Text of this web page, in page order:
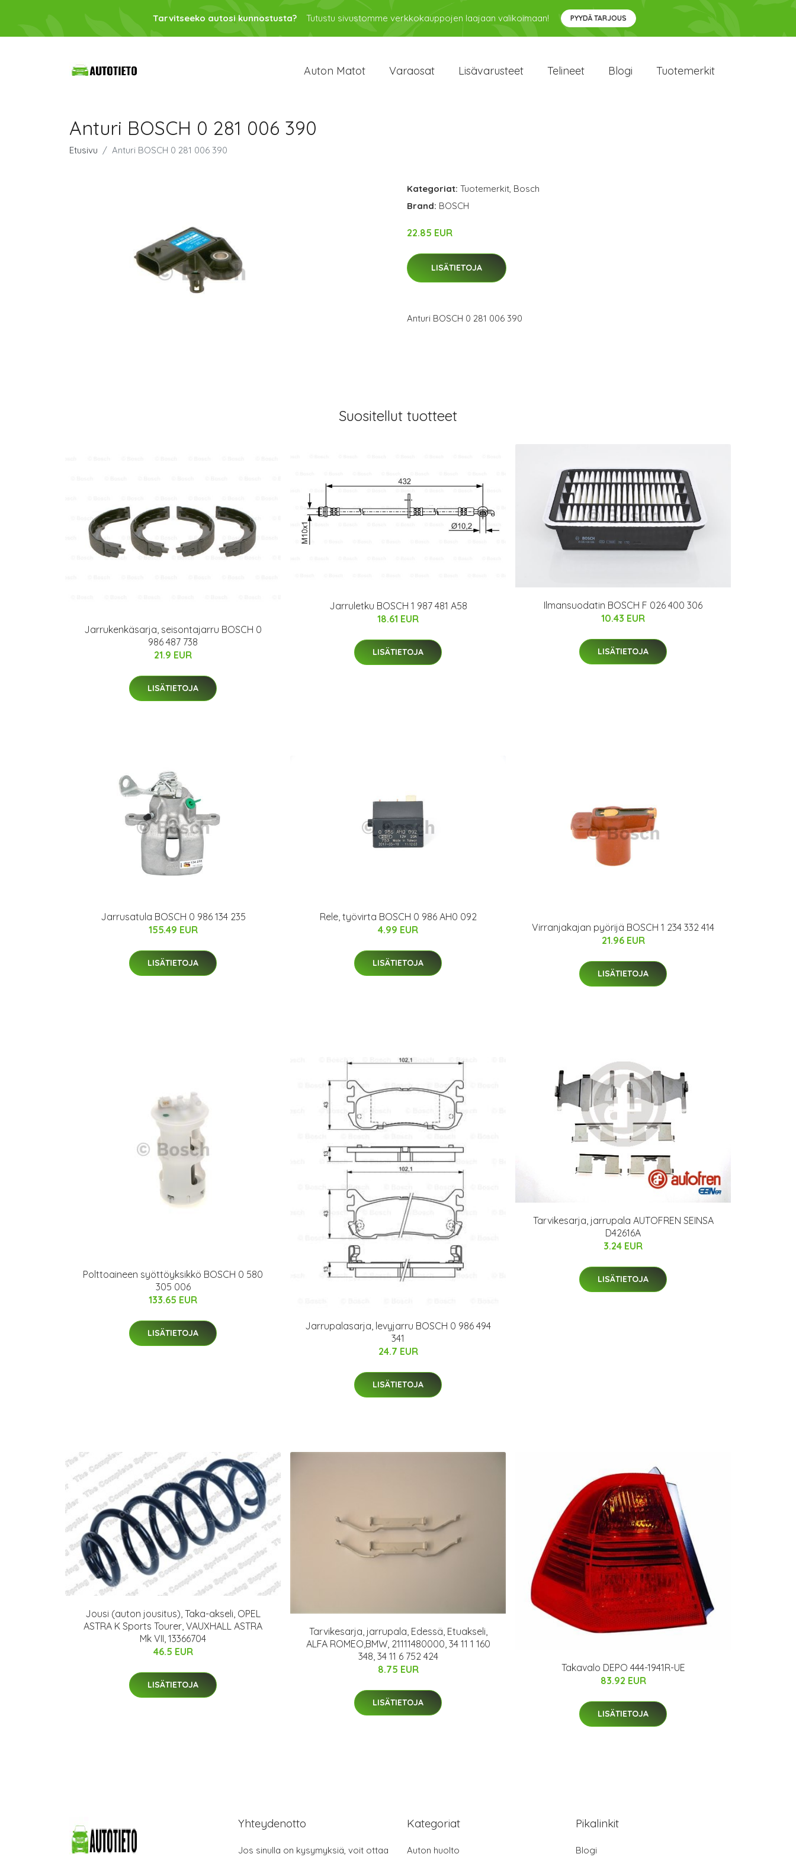
Tarvitseeko autosi kunnostusta? Tutustu sivustomme verkkokauppojen laajaan valikoimaan! PYYDÄ TARJOUS
Auton Matot Varaosat Lisävarusteet Telineet Blogi Tuotemerkit
Anturi BOSCH 0 281 006 390
Etusivu Anturi BOSCH 0 281 006 390
Kategoriat: Tuotemerkit, Bosch
Brand: BOSCH
22.85 EUR
LISÄTIETOJA
Anturi BOSCH 0 281 006 390
Suositellut tuotteet
Jarrukenkäsarja, seisontajarru BOSCH 0
986 487 738
21.9 EUR
LISÄTIETOJA
Jarruletku BOSCH 1 987 481 A58
18.61 EUR
LISÄTIETOJA
Ilmansuodatin BOSCH F 026 400 306
10.43 EUR
LISÄTIETOJA
Jarrusatula BOSCH 0 986 134 235
155.49 EUR
LISÄTIETOJA
Rele, työvirta BOSCH 0 986 AH0 092
4.99 EUR
LISÄTIETOJA
Virranjakajan pyörijä BOSCH 1 234 332 414
21.96 EUR
LISÄTIETOJA
Polttoaineen syöttöyksikkö BOSCH 0 580
305 006
133.65 EUR
LISÄTIETOJA
Jarrupalasarja, levyjarru BOSCH 0 986 494
341
24.7 EUR
LISÄTIETOJA
Tarvikesarja, jarrupala AUTOFREN SEINSA
D42616A
3.24 EUR
LISÄTIETOJA
Jousi (auton jousitus), Taka-akseli, OPEL
ASTRA K Sports Tourer, VAUXHALL ASTRA
Mk VII, 13366704
46.5 EUR
LISÄTIETOJA
Tarvikesarja, jarrupala, Edessä, Etuakseli,
ALFA ROMEO,BMW, 21111480000, 34 11 1 160
348, 34 11 6 752 424
8.75 EUR
LISÄTIETOJA
Takavalo DEPO 444-1941R-UE
83.92 EUR
LISÄTIETOJA
Yhteydenotto
Jos sinulla on kysymyksiä, voit ottaa
Kategoriat
Auton huolto
Pikalinkit
Blogi